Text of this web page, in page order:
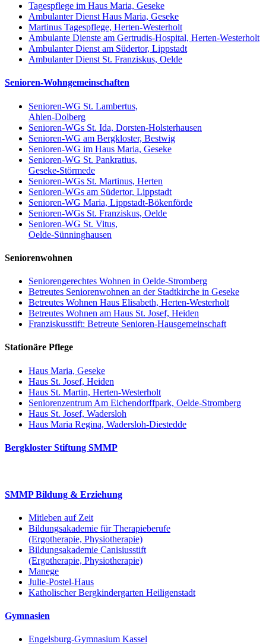
Tagespflege im Haus Maria, Geseke
Ambulanter Dienst Haus Maria, Geseke
Martinus Tagespflege, Herten-Westerholt
Ambulante Dienste am Gertrudis-Hospital, Herten-Westerholt
Ambulanter Dienst am Südertor, Lippstadt
Ambulanter Dienst St. Franziskus, Oelde
Senioren-Wohngemeinschaften
Senioren-WG St. Lambertus,
Ahlen-Dolberg
Senioren-WGs St. Ida, Dorsten-Holsterhausen
Senioren-WG am Bergkloster, Bestwig
Senioren-WG im Haus Maria, Geseke
Senioren-WG St. Pankratius,
Geseke-Störmede
Senioren-WGs St. Martinus, Herten
Senioren-WGs am Südertor, Lippstadt
Senioren-WG Maria, Lippstadt-Bökenförde
Senioren-WGs St. Franziskus, Oelde
Senioren-WG St. Vitus,
Oelde-Sünninghausen
Seniorenwohnen
Seniorengerechtes Wohnen in Oelde-Stromberg
Betreutes Seniorenwohnen an der Stadtkirche in Geseke
Betreutes Wohnen Haus Elisabeth, Herten-Westerholt
Betreutes Wohnen am Haus St. Josef, Heiden
Franziskusstift: Betreute Senioren-Hausgemeinschaft
Stationäre Pflege
Haus Maria, Geseke
Haus St. Josef, Heiden
Haus St. Martin, Herten-Westerholt
Seniorenzentrum Am Eichendorffpark, Oelde-Stromberg
Haus St. Josef, Wadersloh
Haus Maria Regina, Wadersloh-Diestedde
Bergkloster Stiftung SMMP
SMMP Bildung & Erziehung
Mitleben auf Zeit
Bildungsakademie für Therapieberufe
(Ergotherapie, Physiotherapie)
Bildungsakademie Canisiusstift
(Ergotherapie, Physiotherapie)
Manege
Julie-Postel-Haus
Katholischer Bergkindergarten Heiligenstadt
Gymnasien
Engelsburg-Gymnasium Kassel